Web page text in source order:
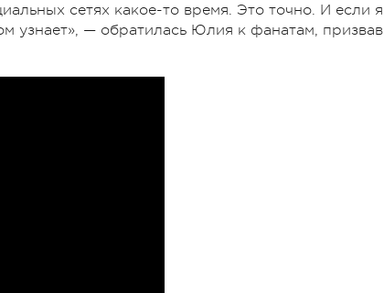
сетях какое-то время. Это точно. И если я
узнает», — обратилась Юлия к фанатам, призвав